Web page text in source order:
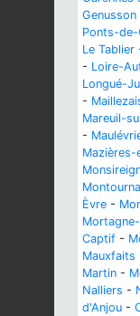
Genusson
Ponts-de-
Le Tablier
- Loire-
Longué-
-
Mareuil-
-
Mazières-
Èvre -
Captif -
Mauxfaits
Martin -
Nalliers -
d'Anjou -